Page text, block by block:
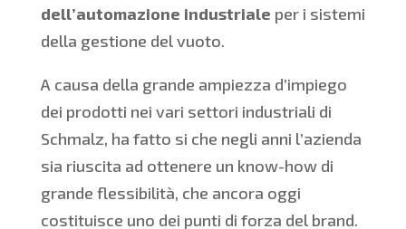
dell’automazione industriale per i sistemi
della gestione del vuoto.
A causa della grande ampiezza d’impiego
dei prodotti nei vari settori industriali di
Schmalz, ha fatto si che negli anni l’azienda
sia riuscita ad ottenere un know-how di
grande flessibilità, che ancora oggi
costituisce uno dei punti di forza del brand.